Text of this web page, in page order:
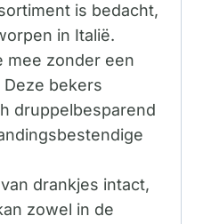
is bedacht,
in Italië.
mee zonder een
bekers
druppelbesparend
drankjes intact,
zowel in de